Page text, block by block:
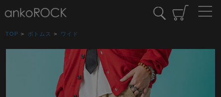
TOP > ボトムス > ワイド